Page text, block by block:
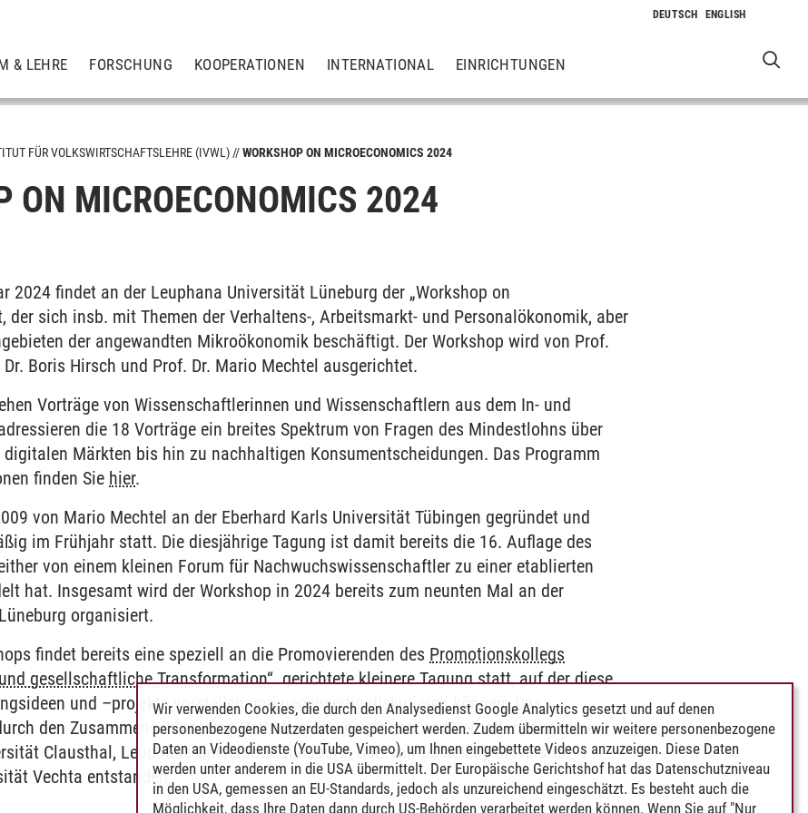
& LEHRE FORSCHUNG KOOPERATIONEN INTERNATIONAL EINRICHTUNGEN
FÜR VOLKSWIRTSCHAFTSLEHRE (IVWL) WORKSHOP ON MICROECONOMICS 2024
ON MICROECONOMICS 2024
2024 findet an der Leuphana Universität Lüneburg der „Workshop on
der sich insb. mit Themen der Verhaltens-, Arbeitsmarkt- und Personalökonomik, aber
der angewandten Mikroökonomik beschäftigt. Der Workshop wird von Prof.
Dr. Boris Hirsch und Prof. Dr. Mario Mechtel ausgerichtet.
Vorträge von Wissenschaftlerinnen und Wissenschaftlern aus dem In- und
die 18 Vorträge ein breites Spektrum von Fragen des Mindestlohns über
digitalen Märkten bis hin zu nachhaltigen Konsumentscheidungen. Das Programm
finden Sie hier.
von Mario Mechtel an der Eberhard Karls Universität Tübingen gegründet und
im Frühjahr statt. Die diesjährige Tagung ist damit bereits die 16. Auflage des
von einem kleinen Forum für Nachwuchswissenschaftler zu einer etablierten
hat. Insgesamt wird der Workshop in 2024 bereits zum neunten Mal an der
organisiert.
findet bereits eine speziell an die Promovierenden des Promotionskollegs
gesellschaftliche Transformation“gerichtete kleinere Tagung statt, auf der diese
und –projekte vorstellen und gegenseitig diskutieren können. Das
den Zusammenschluss von Verhaltensökonominnen und Verhaltensökonomen
Clausthal, Leuphana Universität Lüneburg, Carl von Ossietzky Universität
Vechta entstanden.
Wir verwenden Cookies, die durch den Analysedienst Google Analytics gesetzt und auf denen
personenbezogene Nutzerdaten gespeichert werden. Zudem übermitteln wir weitere personenbezogene
Daten an Videodienste (YouTube, Vimeo), um Ihnen eingebettete Videos anzuzeigen. Diese Daten
werden unter anderem in die USA übermittelt. Der Europäische Gerichtshof hat das Datenschutzniveau
in den USA, gemessen an EU-Standards, jedoch als unzureichend eingeschätzt. Es besteht auch die
Möglichkeit, dass Ihre Daten dann durch US-Behörden verarbeitet werden können. Wenn Sie auf "Nur